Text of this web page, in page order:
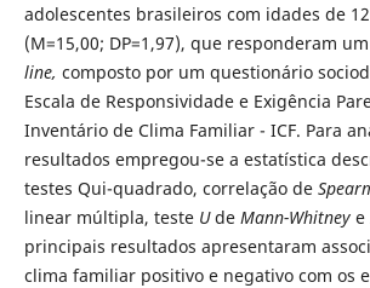
adolescentes brasileiros com idades de
(M=15,00; DP=1,97), que responderam
line, composto por um questionário
Escala de Responsividade e Exigência
Inventário de Clima Familiar - ICF. Para
resultados empregou-se a estatística
testes Qui-quadrado, correlação de
linear múltipla, teste Ude Mann-Whitneye
principais resultados apresentaram
clima familiar positivo e negativo com os